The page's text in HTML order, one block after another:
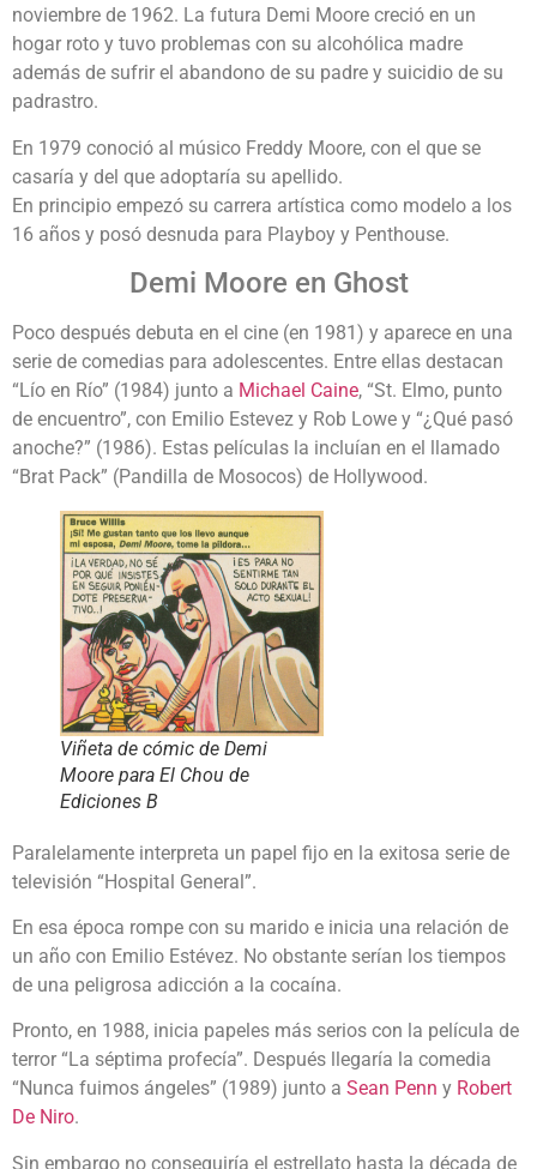
noviembre de 1962. La futura Demi Moore creció en un
hogar roto y tuvo problemas con su alcohólica madre
además de sufrir el abandono de su padre y suicidio de su
padrastro.
En 1979 conoció al músico Freddy Moore, con el que se
casaría y del que adoptaría su apellido.
En principio empezó su carrera artística como modelo a los
16 años y posó desnuda para Playboy y Penthouse.
Demi Moore en Ghost
Poco después debuta en el cine (en 1981) y aparece en una
serie de comedias para adolescentes. Entre ellas destacan
“Lío en Río” (1984) junto a Michael Caine, “St. Elmo, punto
de encuentro”, con Emilio Estevez y Rob Lowe y “¿Qué pasó
anoche?” (1986). Estas películas la incluían en el llamado
“Brat Pack” (Pandilla de Mosocos) de Hollywood.
Viñeta de cómic de Demi
Moore para El Chou de
Ediciones B
Paralelamente interpreta un papel fijo en la exitosa serie de
televisión “Hospital General”.
En esa época rompe con su marido e inicia una relación de
un año con Emilio Estévez. No obstante serían los tiempos
de una peligrosa adicción a la cocaína.
Pronto, en 1988, inicia papeles más serios con la película de
terror “La séptima profecía”. Después llegaría la comedia
“Nunca fuimos ángeles” (1989) junto a Sean Penn y Robert
De Niro.
Sin embargo no conseguiría el estrellato hasta la década de